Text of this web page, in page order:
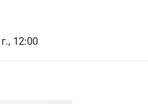
12:00